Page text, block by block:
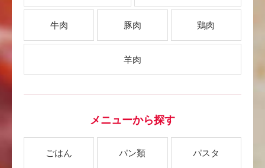
牛肉 豚肉 鶏肉
羊肉
メニューから探す
ごはん パン類 パスタ